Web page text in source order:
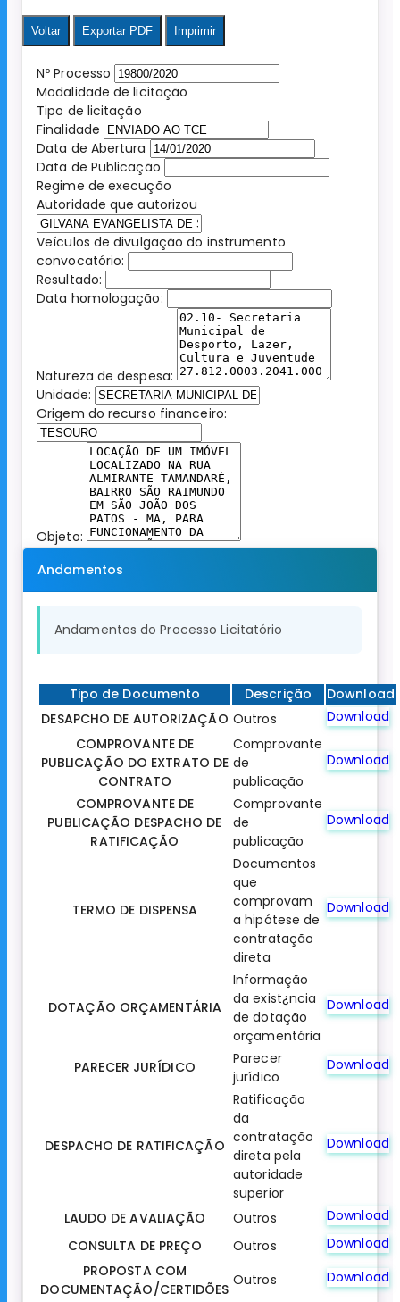
Voltar Exportar PDF Imprimir
Nº Processo
Modalidade de licitação
Tipo de licitação
Finalidade
Data de Abertura
Data de Publicação
Regime de execução
Autoridade que autorizou
Veículos de divulgação do instrumento
convocatório:
Resultado:
Data homologação:
Natureza de despesa:
Unidade:
Origem do recurso financeiro:
Objeto:
Andamentos
Andamentos do Processo Licitatório
Tipo de Documento Descrição
Download
DESAPCHO DE AUTORIZAÇÃO Outros
Download
COMPROVANTE DE
PUBLICAÇÃO DO EXTRATO DE
CONTRATO
Comprovante
de
publicação
Download
COMPROVANTE DE
PUBLICAÇÃO DESPACHO DE
RATIFICAÇÃO
Comprovante
de
publicação
Download
TERMO DE DISPENSA
Documentos
que
comprovam
a hipótese de
contratação
direta
Download
DOTAÇÃO ORÇAMENTÁRIA
Informação
da exist¿ncia
de dotação
orçamentária
Download
PARECER JURÍDICO
Parecer
jurídico
Download
DESPACHO DE RATIFICAÇÃO
Ratificação
da
contratação
direta pela
autoridade
superior
Download
LAUDO DE AVALIAÇÃO Outros
Download
CONSULTA DE PREÇO
Outros
Download
PROPOSTA COM
DOCUMENTAÇÃO/CERTIDÕES
Outros Download